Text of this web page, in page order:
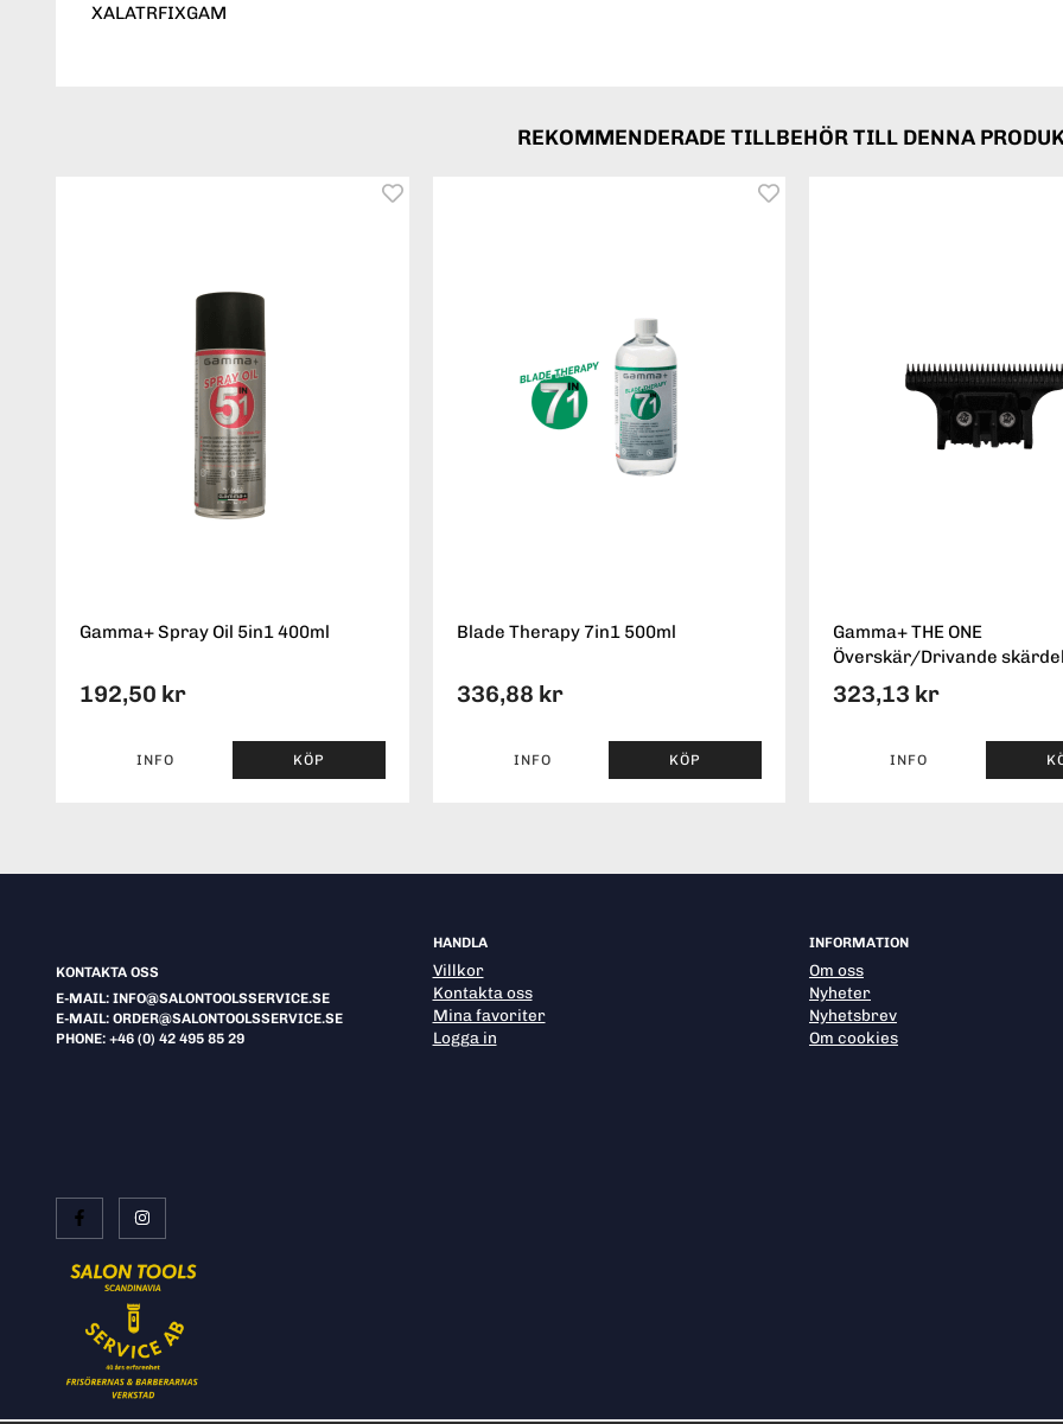
XALATRFIXGAM
REKOMMENDERADE TILLBEHÖR TILL DENNA
Gamma+ Spray Oil 5in1 400ml
192,50 kr
INFO KÖP
Blade Therapy 7in1 500ml
336,88 kr
INFO KÖP
Gamma+ THE ONE
Överskär/Drivande
323,13 kr
INFO
KONTAKTA OSS
E-MAIL: INFO@SALONTOOLSSERVICE.SE
E-MAIL: ORDER@SALONTOOLSSERVICE.SE
PHONE: +46 (0) 42 495 85 29
HANDLA
Villkor
Kontakta oss
Mina favoriter
Logga in
INFORMATION
Om oss
Nyheter
Nyhetsbrev
Om cookies